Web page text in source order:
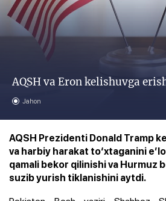
AQSH va Eron kelishuvga
Jahon
AQSH Prezidenti Donald Tramp
va harbiy harakat to‘xtaganini
qamali bekor qilinishi va Hurmuz
suzib yurish tiklanishini aytdi.